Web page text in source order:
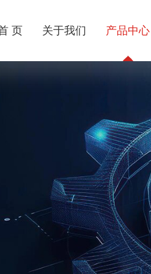
页 关于我们 产品中心